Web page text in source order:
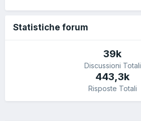
Statistiche forum
39k
Discussioni Totali
443,3k
Risposte Totali